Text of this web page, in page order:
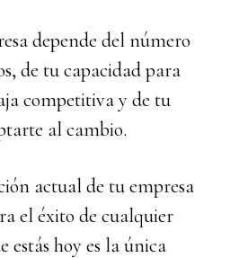
depende del número
de tu capacidad para
competitiva y de tu
al cambio.
actual de tu empresa
el éxito de cualquier
estás hoy es la única